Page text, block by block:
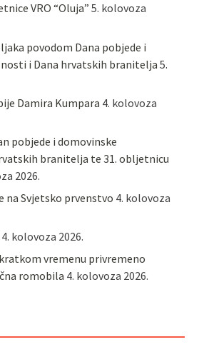
VRO “Oluja” 5. kolovoza
povodom Dana pobjede i
i Dana hrvatskih branitelja 5.
Damira Kumpara 4. kolovoza
pobjede i domovinske
branitelja te 31. obljetnicu
2026.
na Svjetsko prvenstvo 4. kolovoza
4. kolovoza 2026.
vremenu privremeno
romobila 4. kolovoza 2026.